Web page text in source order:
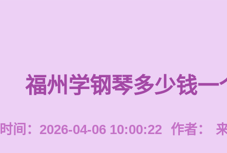
福州学钢琴多少钱一
时间：2026-04-06 10:00:22 作者：